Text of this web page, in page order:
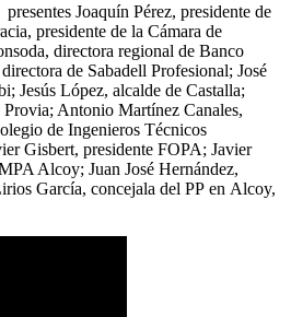
Joaquín Pérez, presidente de
presidente de la Cámara de
directora regional de Banco
de Sabadell Profesional; José
Jesús López, alcalde de Castalla;
Provia; Antonio Martínez Canales,
de Ingenieros Técnicos
Gisbert, presidente FOPA; Javier
Alcoy; Juan José Hernández,
García, concejala del PP en Alcoy,